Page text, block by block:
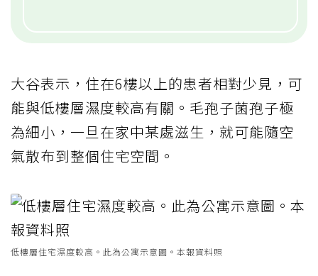
大谷表示，住在6樓以上的患者相對少見，可
能與低樓層濕度較高有關。毛孢子菌孢子極
為細小，一旦在家中某處滋生，就可能隨空
氣散布到整個住宅空間。
低樓層住宅濕度較高。此為公寓示意圖。本報資料照